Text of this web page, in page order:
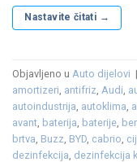
Nastavite čitati →
Objavljeno u Auto dijelovi |
amortizeri antifriz Audi
autoindustrija autoklima
avant baterija baterije
brtva Buzz BYD cabrio
dezinfekcija dezinfekcija